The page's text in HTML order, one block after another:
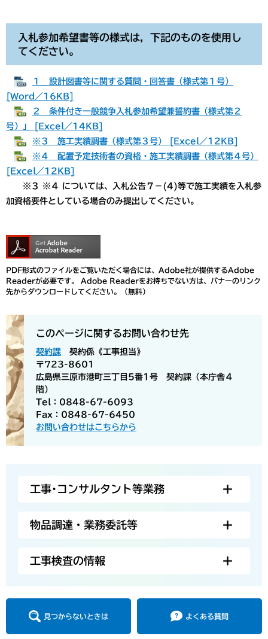
入札参加希望書等の様式は，下記のものを使用し
てください。
１ 設計図書等に関する質問・回答書（様式第１号）
[Word／16KB]
２ 条件付き一般競争入札参加希望兼誓約書（様式第２
号）」 [Excel／14KB]
※３ 施工実績調書（様式第３号） [Excel／12KB]
※４ 配置予定技術者の資格・施工実績調書（様式第４号）
[Excel／12KB]
※３ ※４ については、入札公告７－(4)等で施工実績を入札参
加資格要件としている場合のみ提出してください。
PDF形式のファイルをご覧いただく場合には、Adobe社が提供するAdobe
Readerが必要です。
Adobe Readerをお持ちでない方は、バナーのリンク
先からダウンロードしてください。（無料）
このページに関するお問い合わせ先
契約課
契約係《工事担当》
〒723-8601
広島県三原市港町三丁目5番1号 契約課（本庁舎４
階）
Tel：0848-67-6093
Fax：0848-67-6450
お問い合わせはこちらから
工事･コンサルタント等業務
物品調達・業務委託等
工事検査の情報
見つからないときは よくある質問